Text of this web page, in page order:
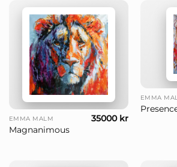
EMMA MALM
Magnanimous
35000 kr
EMMA